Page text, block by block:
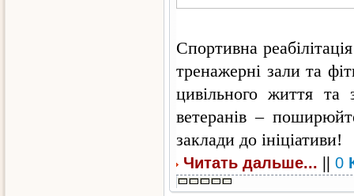
Спортивна
тренажерні зали та
цивільного життя та
ветеранів –
заклади до ініціативи!
Читать дальше... || 0